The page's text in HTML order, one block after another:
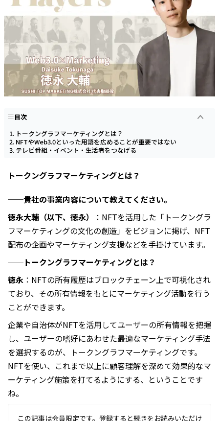
目次
トークングラフマーケティングとは？
NFTやWeb3.0といった用語を広めることが重要ではない
テレビ番組・イベント・生活者をつなげる
トークングラフマーケティングとは？
──貴社の事業内容について教えてください。
徳永大輔（以下、徳永）
：NFTを活用した「トークングラ
フマーケティングの文化の創造」をビジョンに掲げ、NFT
配布の企画やマーケティング支援などを手掛けています。
──トークングラフマーケティングとは？
徳永 ：NFTの所有履歴はブロックチェーン上で可視化され
ており、その所有情報をもとにマーケティング活動を行う
ことができます。
企業や自治体がNFTを活用してユーザーの所有情報を把握
し、ユーザーの嗜好にあわせた最適なマーケティング手法
を選択するのが、トークングラフマーケティングです。
NFTを使い、これまで以上に顧客理解を深めて効果的なマ
ーケティング施策を打てるようにする、ということです
ね。
この記事は会員限定です。登録すると続きをお読みいただけ